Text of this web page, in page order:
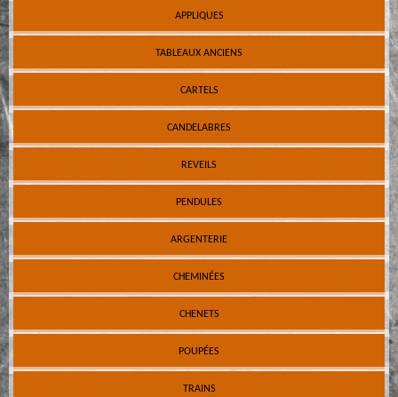
APPLIQUES
TABLEAUX ANCIENS
CARTELS
CANDELABRES
REVEILS
PENDULES
ARGENTERIE
CHEMINÉES
CHENETS
POUPÉES
TRAINS